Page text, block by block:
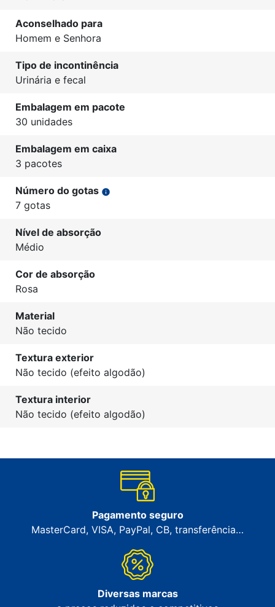
Aconselhado para
Homem e Senhora
Tipo de incontinência
Urinária e fecal
Embalagem em pacote
30 unidades
Embalagem em caixa
3 pacotes
Número do gotas info
7 gotas
Nível de absorção
Médio
Cor de absorção
Rosa
Material
Não tecido
Textura exterior
Não tecido (efeito algodão)
Textura interior
Não tecido (efeito algodão)
Pagamento seguro
MasterCard, VISA, PayPal, CB, transferência…
Diversas marcas